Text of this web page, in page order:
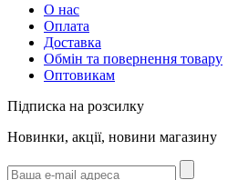
О нас
Оплата
Доставка
Обмін та повернення товару
Оптовикам
Підписка на розсилку
Новинки, акції, новини магазину